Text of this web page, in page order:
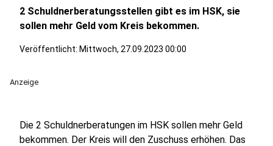
2 Schuldnerberatungsstellen gibt es im HSK, sie
sollen mehr Geld vom Kreis bekommen.
Veröffentlicht: Mittwoch, 27.09.2023 00:00
Anzeige
Die 2 Schuldnerberatungen im HSK sollen mehr Geld
bekommen. Der Kreis will den Zuschuss erhöhen. Das